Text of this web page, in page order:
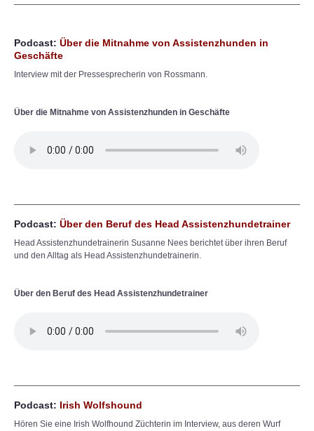
Podcast: Über die Mitnahme von Assistenzhunden in
Geschäfte
Interview mit der Pressesprecherin von Rossmann.
Über die Mitnahme von Assistenzhunden in Geschäfte
Podcast: Über den Beruf des Head Assistenzhundetrainer
Head Assistenzhundetrainerin Susanne Nees berichtet über ihren Beruf
und den Alltag als Head Assistenzhundetrainerin.
Über den Beruf des Head Assistenzhundetrainer
Podcast: Irish Wolfshound
Hören Sie eine Irish Wolfhound Züchterin im Interview, aus deren Wurf